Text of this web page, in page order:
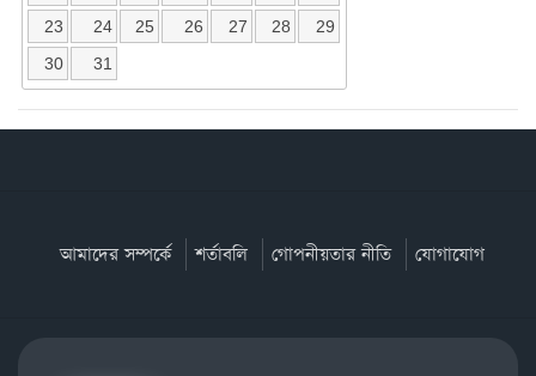
23
24 25 26 27 28
29
30
31
আমাদের সম্পর্কে শর্তাবলি গোপনীয়তার নীতি যোগাযোগ